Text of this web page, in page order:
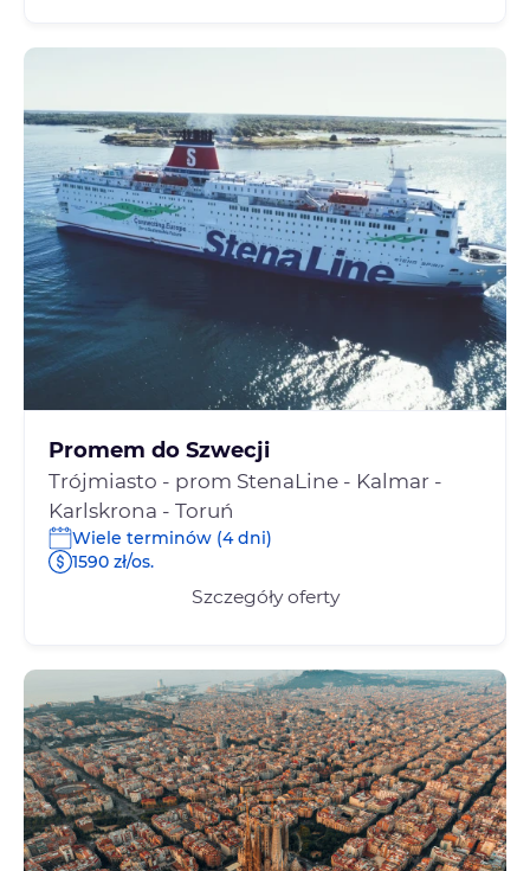
Promem do Szwecji
Trójmiasto - prom StenaLine - Kalmar -
Karlskrona - Toruń
Wiele terminów (4 dni)
1590 zł/os.
Szczegóły oferty